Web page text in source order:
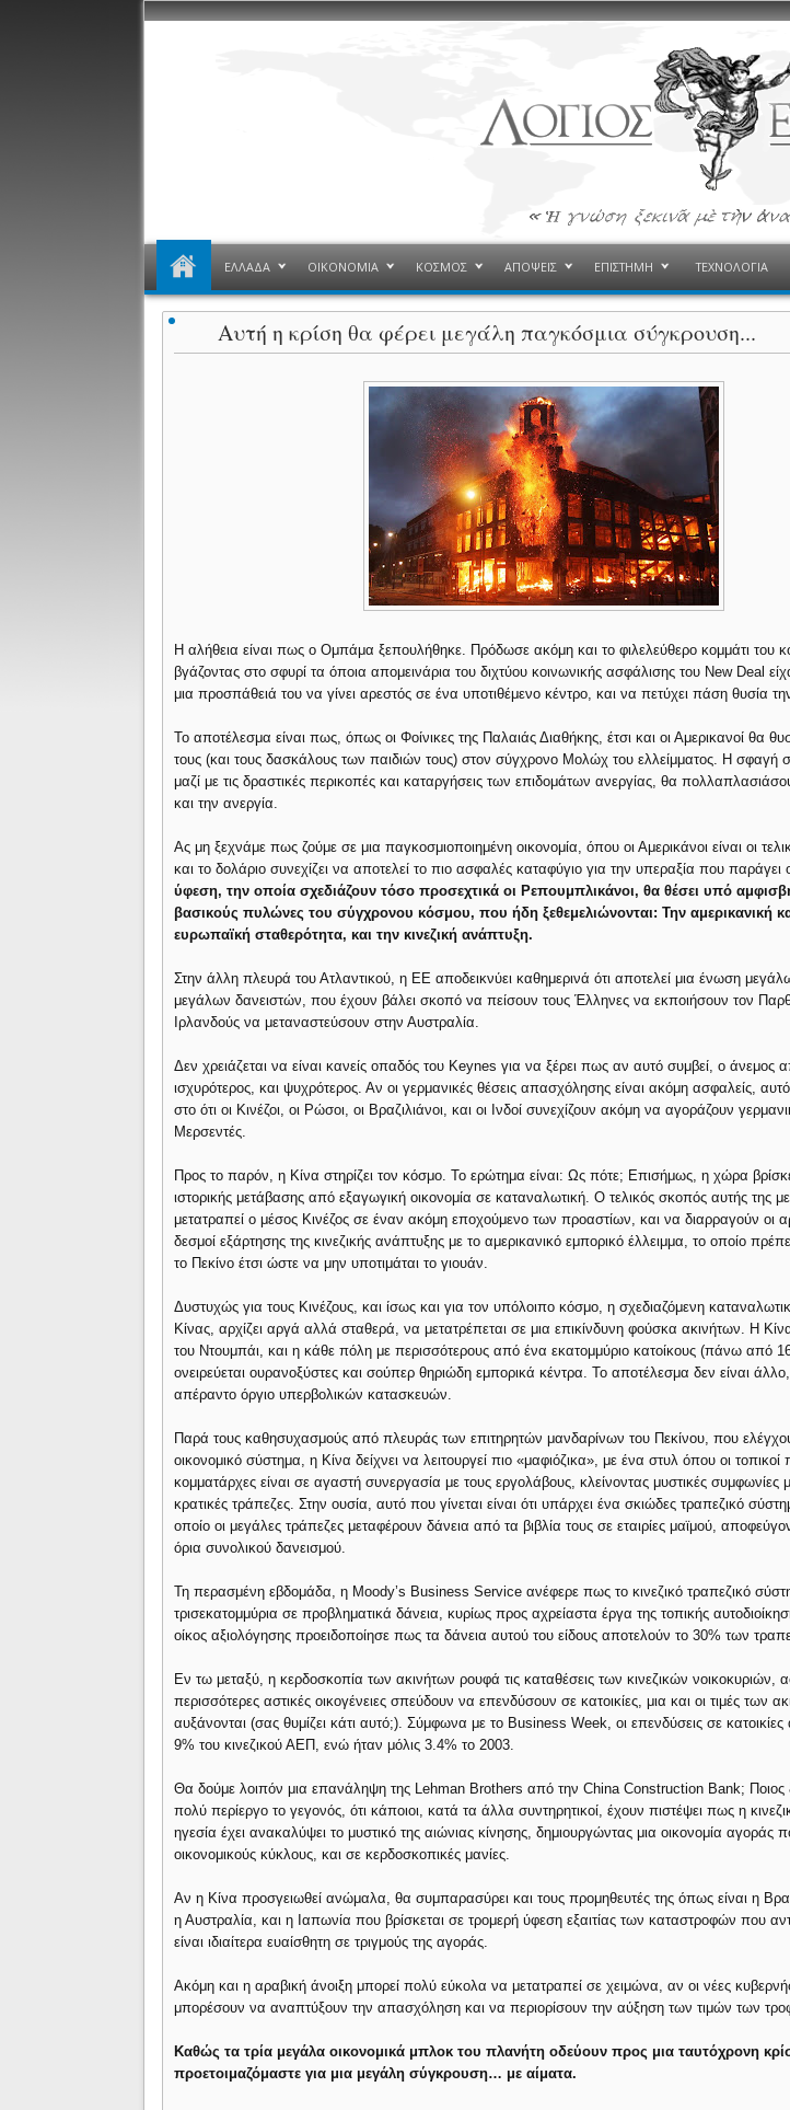
ΕΛΛΑΔΑ ΟΙΚΟΝΟΜΙΑ ΚΟΣΜΟΣ ΑΠΟΨΕΙΣ ΕΠΙΣΤΗΜΗ ΤΕΧΝΟΛΟΓΙΑ
Αυτή η κρίση θα φέρει μεγάλη παγκόσμια σύγκρουση...
Η αλήθεια είναι πως ο Ομπάμα ξεπουλήθηκε. Πρόδωσε ακόμη και το φιλελεύθερο κομμάτι του
βγάζοντας στο σφυρί τα όποια απομεινάρια του διχτύου κοινωνικής ασφάλισης του New Deal
μια προσπάθειά του να γίνει αρεστός σε ένα υποτιθέμενο κέντρο, και να πετύχει πάση θυσία
Το αποτέλεσμα είναι πως, όπως οι Φοίνικες της Παλαιάς Διαθήκης, έτσι και οι Αμερικανοί θα
τους (και τους δασκάλους των παιδιών τους) στον σύγχρονο Μολώχ του ελλείμματος. Η σφαγή
μαζί με τις δραστικές περικοπές και καταργήσεις των επιδομάτων ανεργίας, θα
και την ανεργία.
Ας μη ξεχνάμε πως ζούμε σε μια παγκοσμιοποιημένη οικονομία, όπου οι Αμερικάνοι είναι οι
και το δολάριο συνεχίζει να αποτελεί το πιο ασφαλές καταφύγιο για την υπεραξία που παράγει
ύφεση, την οποία σχεδιάζουν τόσο προσεχτικά οι Ρεπουμπλικάνοι, θα θέσει υπό
βασικούς πυλώνες του σύγχρονου κόσμου, που ήδη ξεθεμελιώνονται: Την αμερικανική
ευρωπαϊκή σταθερότητα, και την κινεζική ανάπτυξη.
Στην άλλη πλευρά του Ατλαντικού, η ΕΕ αποδεικνύει καθημερινά ότι αποτελεί μια ένωση
μεγάλων δανειστών, που έχουν βάλει σκοπό να πείσουν τους Έλληνες να εκποιήσουν τον
Ιρλανδούς να μεταναστεύσουν στην Αυστραλία.
Δεν χρειάζεται να είναι κανείς οπαδός του Keynes για να ξέρει πως αν αυτό συμβεί, ο άνεμος
ισχυρότερος, και ψυχρότερος. Αν οι γερμανικές θέσεις απασχόλησης είναι ακόμη ασφαλείς,
στο ότι οι Κινέζοι, οι Ρώσοι, οι Βραζιλιάνοι, και οι Ινδοί συνεχίζουν ακόμη να αγοράζουν
Μερσεντές.
Προς το παρόν, η Κίνα στηρίζει τον κόσμο. Το ερώτημα είναι: Ως πότε; Επισήμως, η χώρα
ιστορικής μετάβασης από εξαγωγική οικονομία σε καταναλωτική. Ο τελικός σκοπός αυτής της
μετατραπεί ο μέσος Κινέζος σε έναν ακόμη εποχούμενο των προαστίων, και να διαρραγούν οι
δεσμοί εξάρτησης της κινεζικής ανάπτυξης με το αμερικανικό εμπορικό έλλειμμα, το οποίο
το Πεκίνο έτσι ώστε να μην υποτιμάται το γιουάν.
Δυστυχώς για τους Κινέζους, και ίσως και για τον υπόλοιπο κόσμο, η σχεδιαζόμενη
Κίνας, αρχίζει αργά αλλά σταθερά, να μετατρέπεται σε μια επικίνδυνη φούσκα ακινήτων. Η
του Ντουμπάι, και η κάθε πόλη με περισσότερους από ένα εκατομμύριο κατοίκους (πάνω από
ονειρεύεται ουρανοξύστες και σούπερ θηριώδη εμπορικά κέντρα. Το αποτέλεσμα δεν είναι
απέραντο όργιο υπερβολικών κατασκευών.
Παρά τους καθησυχασμούς από πλευράς των επιτηρητών μανδαρίνων του Πεκίνου, που
οικονομικό σύστημα, η Κίνα δείχνει να λειτουργεί πιο «μαφιόζικα», με ένα στυλ όπου οι τοπικοί
κομματάρχες είναι σε αγαστή συνεργασία με τους εργολάβους, κλείνοντας μυστικές συμφωνίες
κρατικές τράπεζες. Στην ουσία, αυτό που γίνεται είναι ότι υπάρχει ένα σκιώδες τραπεζικό
οποίο οι μεγάλες τράπεζες μεταφέρουν δάνεια από τα βιβλία τους σε εταιρίες μαϊμού,
όρια συνολικού δανεισμού.
Τη περασμένη εβδομάδα, η Moody’s Business Service ανέφερε πως το κινεζικό τραπεζικό
τρισεκατομμύρια σε προβληματικά δάνεια, κυρίως προς αχρείαστα έργα της τοπικής
οίκος αξιολόγησης προειδοποίησε πως τα δάνεια αυτού του είδους αποτελούν το 30% των
Εν τω μεταξύ, η κερδοσκοπία των ακινήτων ρουφά τις καταθέσεις των κινεζικών νοικοκυριών,
περισσότερες αστικές οικογένειες σπεύδουν να επενδύσουν σε κατοικίες, μια και οι τιμές των
αυξάνονται (σας θυμίζει κάτι αυτό;). Σύμφωνα με το Business Week, οι επενδύσεις σε κατοικίες
9% του κινεζικού ΑΕΠ, ενώ ήταν μόλις 3.4% το 2003.
Θα δούμε λοιπόν μια επανάληψη της Lehman Brothers από την China Construction Bank; Ποιος
πολύ περίεργο το γεγονός, ότι κάποιοι, κατά τα άλλα συντηρητικοί, έχουν πιστέψει πως η
ηγεσία έχει ανακαλύψει το μυστικό της αιώνιας κίνησης, δημιουργώντας μια οικονομία αγοράς
οικονομικούς κύκλους, και σε κερδοσκοπικές μανίες.
Αν η Κίνα προσγειωθεί ανώμαλα, θα συμπαρασύρει και τους προμηθευτές της όπως είναι η
η Αυστραλία, και η Ιαπωνία που βρίσκεται σε τρομερή ύφεση εξαιτίας των καταστροφών που
είναι ιδιαίτερα ευαίσθητη σε τριγμούς της αγοράς.
Ακόμη και η αραβική άνοιξη μπορεί πολύ εύκολα να μετατραπεί σε χειμώνα, αν οι νέες
μπορέσουν να αναπτύξουν την απασχόληση και να περιορίσουν την αύξηση των τιμών των
Καθώς τα τρία μεγάλα οικονομικά μπλοκ του πλανήτη οδεύουν προς μια ταυτόχρονη
προετοιμαζόμαστε για μια μεγάλη σύγκρουση… με αίματα.